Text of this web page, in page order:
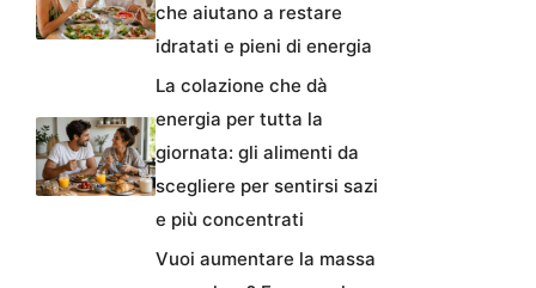
che aiutano a restare
idratati e pieni di energia
La colazione che dà
energia per tutta la
giornata: gli alimenti da
scegliere per sentirsi sazi
e più concentrati
Vuoi aumentare la massa